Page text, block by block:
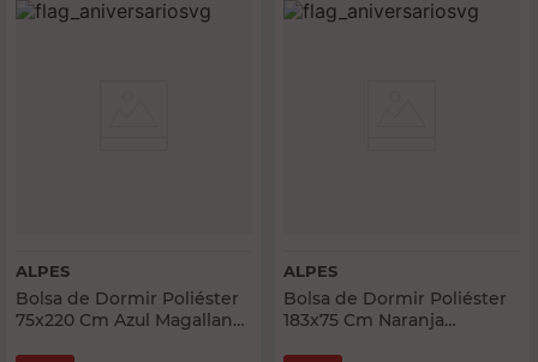
ALPES
Bolsa de Dormir Poliéster
75x220 Cm Azul Magallanes
ALPES
Bolsa de Dormir Poliéster
183x75 Cm Naranja